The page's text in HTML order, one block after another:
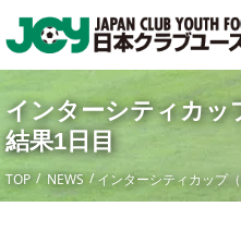
インターシティカ
結果1日目
TOP NEWS インターシティカップ